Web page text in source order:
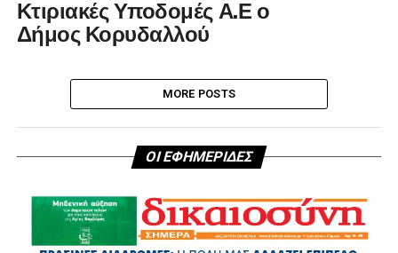
Κτιριακές Υποδομές Α.Ε ο
Δήμος Κορυδαλλού
MORE POSTS
ΟΙ ΕΦΗΜΕΡΙΔΕΣ